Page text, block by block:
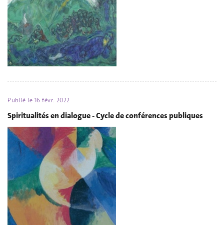
Publié le 16 févr. 2022
Spiritualités en dialogue - Cycle de conférences publiques